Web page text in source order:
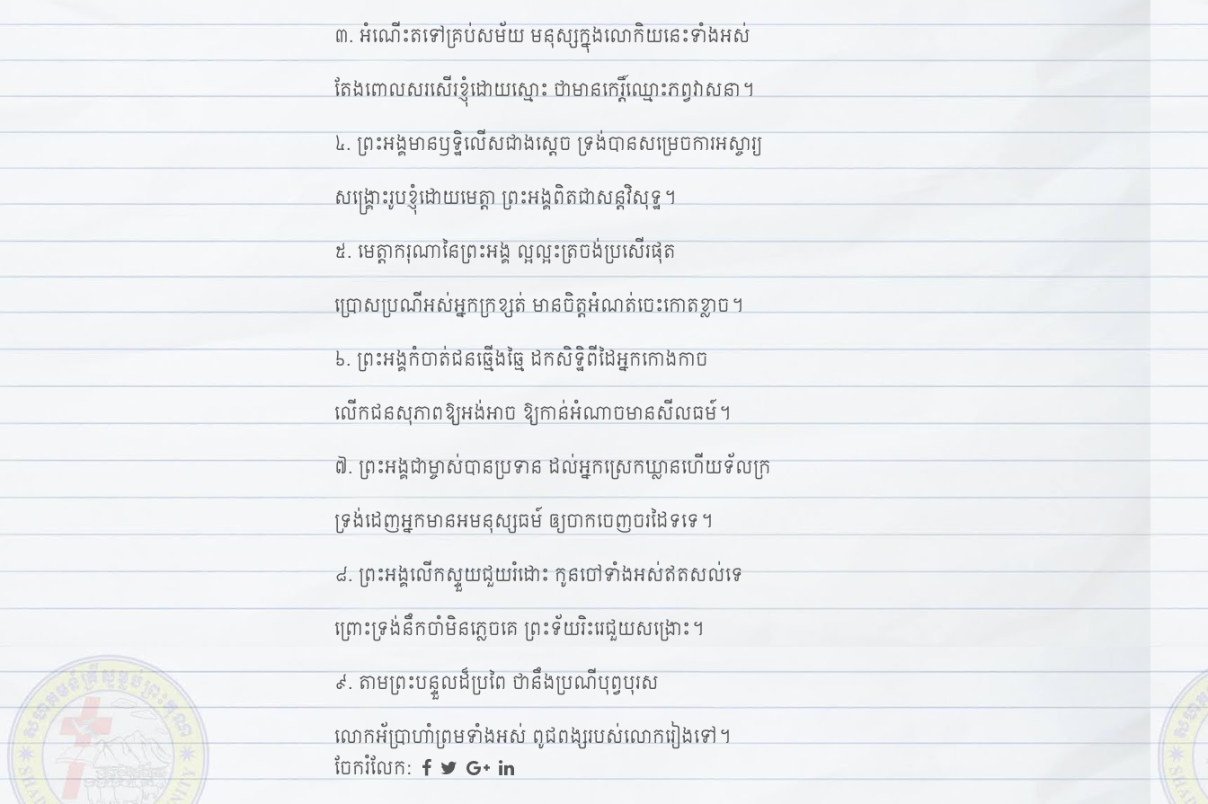
៣. អំណើះតទៅគ្រប់សម័យ មនុស្សក្នុងលោកិយនេះទាំងអស់
តែងពោលសរសើរខ្ញុំដោយស្មោះ ថាមានកេរ្ដិ៍ឈ្មោះភព្វវាសនា។
៤. ព្រះអង្គមានឫទ្ឋិលើសជាងស្ដេច ទ្រង់បានសម្រេចការអស្ចារ្យ
សង្រ្គោះរូបខ្ញុំដោយមេត្តា ព្រះអង្គពិតជាសន្តវិសុទ្ឋ។
៥. មេត្តាករុណានៃព្រះអង្គ ល្អល្អះត្រចង់ប្រសើរផុត
ប្រោសប្រណីអស់អ្នកក្រខ្សត់ មានចិត្តអំណត់ចេះកោតខ្លាច។
៦. ព្រះអង្គកំចាត់ជនឆ្មើងឆ្មៃ ដកសិទ្ឋិពីដៃអ្នកកោងកាច
លើកជនសុភាពឱ្យអង់អាច ឱ្យកាន់អំណាចមានសីលធម៍។
៧. ព្រះអង្គជាម្ចាស់បានប្រទាន ដល់អ្នកស្រេកឃ្លានហើយទ័លក្រ
ទ្រង់ដេញអ្នកមានអមនុស្សធម៍ ឲ្យចាកចេញចរដៃទទេ។
៨. ព្រះអង្គលើកស្ទួយជួយរំដោះ កូនចៅទាំងអស់ឥតសល់ទេ
ព្រោះទ្រង់នឹកចាំមិនភ្លេចគេ ព្រះទ័យរិះរេជួយសង្រោះ។
៩. តាមព្រះបន្ទួលដ៏ប្រពៃ ថានឹងប្រណីបុព្វបុរស
លោកអ័ប្រាហាំព្រមទាំងអស់ ពូជពង្សរបស់លោករៀងទៅ។
ចែករំលែក: